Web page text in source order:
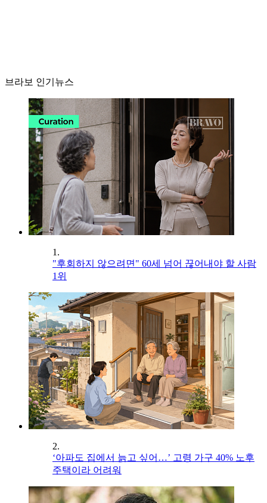
브라보 인기뉴스
1.
"후회하지 않으려면" 60세 넘어 끊어내야 할 사람
1위
2.
‘아파도 집에서 늙고 싶어…’ 고령 가구 40% 노후
주택이라 어려워